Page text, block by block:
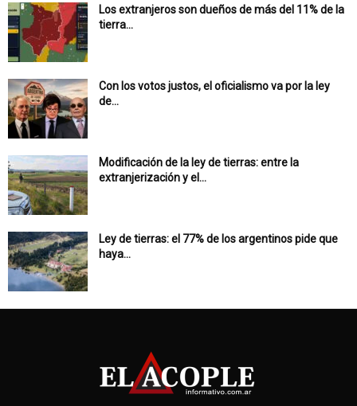
Los extranjeros son dueños de más del 11% de la
tierra...
Con los votos justos, el oficialismo va por la ley
de...
Modificación de la ley de tierras: entre la
extranjerización y el...
Ley de tierras: el 77% de los argentinos pide que
haya...